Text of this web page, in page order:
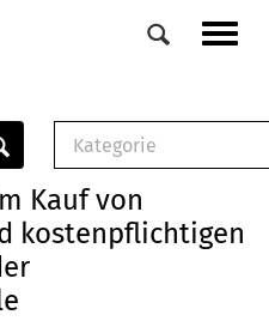
Veranstaltungen
Kategorie
Musterbrief (RTF)
E-Broschüre
Kauf von
kostenpflichtigen